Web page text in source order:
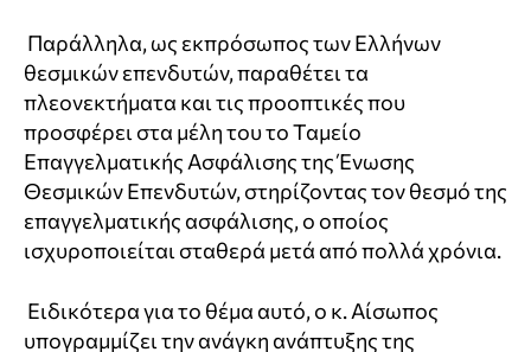
Παράλληλα, ως εκπρόσωπος των Ελλήνων
θεσμικών επενδυτών, παραθέτει τα
πλεονεκτήματα και τις προοπτικές που
προσφέρει στα μέλη του το Ταμείο
Επαγγελματικής Ασφάλισης της Ένωσης
Θεσμικών Επενδυτών, στηρίζοντας τον θεσμό της
επαγγελματικής ασφάλισης, ο οποίος
ισχυροποιείται σταθερά μετά από πολλά χρόνια.
Ειδικότερα για το θέμα αυτό, ο κ. Αίσωπος
υπογραμμίζει την ανάγκη ανάπτυξης της